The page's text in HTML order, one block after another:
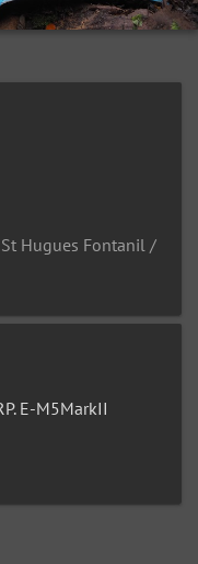
St Hugues Fontanil /
E-M5MarkII